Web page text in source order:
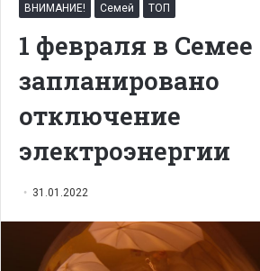
ВНИМАНИЕ! Семей ТОП
1 февраля в Семее
запланировано
отключение
электроэнергии
31.01.2022